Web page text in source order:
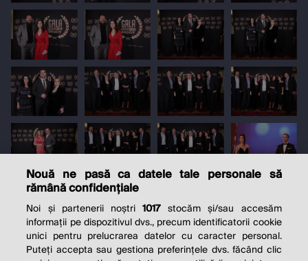
Nouă ne pasă ca datele tale personale să
rămână confidențiale
Noi și partenerii noștri1017 stocăm și/sau accesăm
informații pe dispozitivul dvs., precum identificatorii cookie
unici pentru prelucrarea datelor cu caracter personal.
Puteți accepta sau gestiona preferințele dvs. făcând clic